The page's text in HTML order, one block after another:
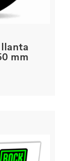
llanta
mm